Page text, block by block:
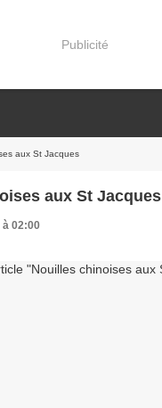
Publicité
aux St Jacques
aux St Jacques
à 02:00